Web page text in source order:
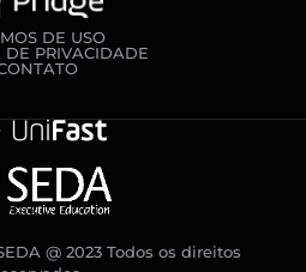
DE USO
DE PRIVACIDADE
@ 2023 Todos os direitos